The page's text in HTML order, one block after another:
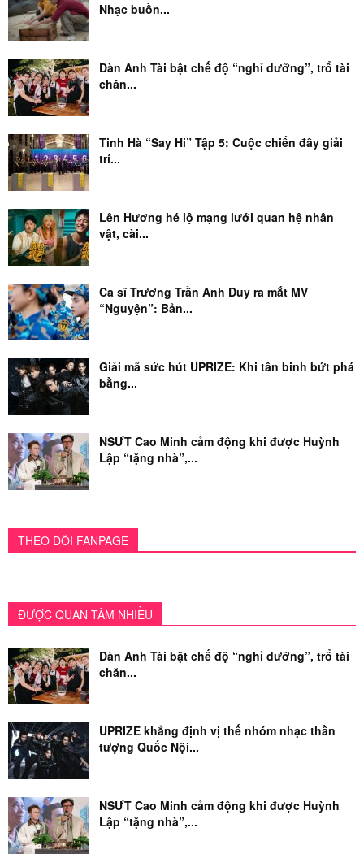
Nhạc buồn...
Dàn Anh Tài bật chế độ “nghỉ dưỡng”, trổ tài
chăn...
Tinh Hà “Say Hi” Tập 5: Cuộc chiến đầy giải
trí...
Lên Hương hé lộ mạng lưới quan hệ nhân
vật, cài...
Ca sĩ Trương Trần Anh Duy ra mắt MV
“Nguyện”: Bản...
Giải mã sức hút UPRIZE: Khi tân binh bứt phá
bằng...
NSƯT Cao Minh cảm động khi được Huỳnh
Lập “tặng nhà”,...
THEO DÕI FANPAGE
ĐƯỢC QUAN TÂM NHIỀU
Dàn Anh Tài bật chế độ “nghỉ dưỡng”, trổ tài
chăn...
UPRIZE khẳng định vị thế nhóm nhạc thần
tượng Quốc Nội...
NSƯT Cao Minh cảm động khi được Huỳnh
Lập “tặng nhà”,...